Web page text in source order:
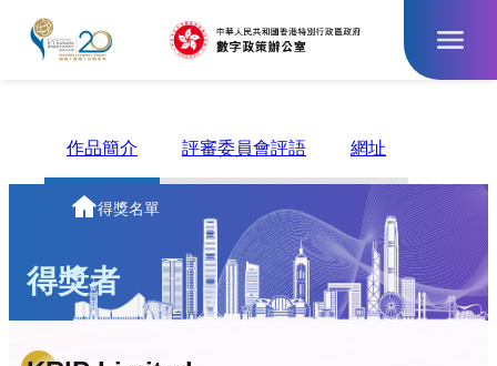
主
頁
得獎名單
得獎者
作品簡介 評審委員會評語 網址